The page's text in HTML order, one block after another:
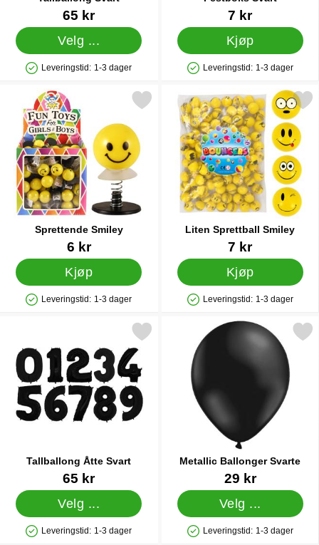
Varenummer 5755
65 kr
Velg ...
Produkttilgjengelighet: På lager
Leveringstid: 1-3 dager
Varenummer 29599
7 kr
Kjøp
Produkttilgjengelighet: På lager
Leveringstid: 1-3 dager
Sprettende Smiley
Varenummer 12964
6 kr
Kjøp
Produkttilgjengelighet: På lager
Leveringstid: 1-3 dager
Merk sprettende Smiley som favoritt
Liten Sprettball Smiley
Varenummer 14443
7 kr
Kjøp
Produkttilgjengelighet: På lager
Leveringstid: 1-3 dager
Merk liten Sprettball
Tallballong Åtte Svart
Varenummer 5763
65 kr
Velg ...
Produkttilgjengelighet: På lager
Leveringstid: 1-3 dager
Merk tallballong Åtte Svart som favoritt
Metallic Ballonger Svarte
Varenummer 10476
29 kr
Velg ...
Produkttilgjengelighet: På lager
Leveringstid: 1-3 dager
Merk metallic Ballonger